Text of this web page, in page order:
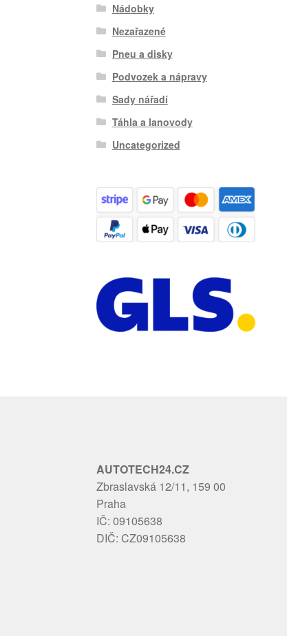
Nádobky
Nezařazené
Pneu a disky
Podvozek a nápravy
Sady nářadí
Táhla a lanovody
Uncategorized
AUTOTECH24.CZ
Zbraslavská 12/11, 159 00
Praha
IČ: 09105638
DIČ: CZ09105638